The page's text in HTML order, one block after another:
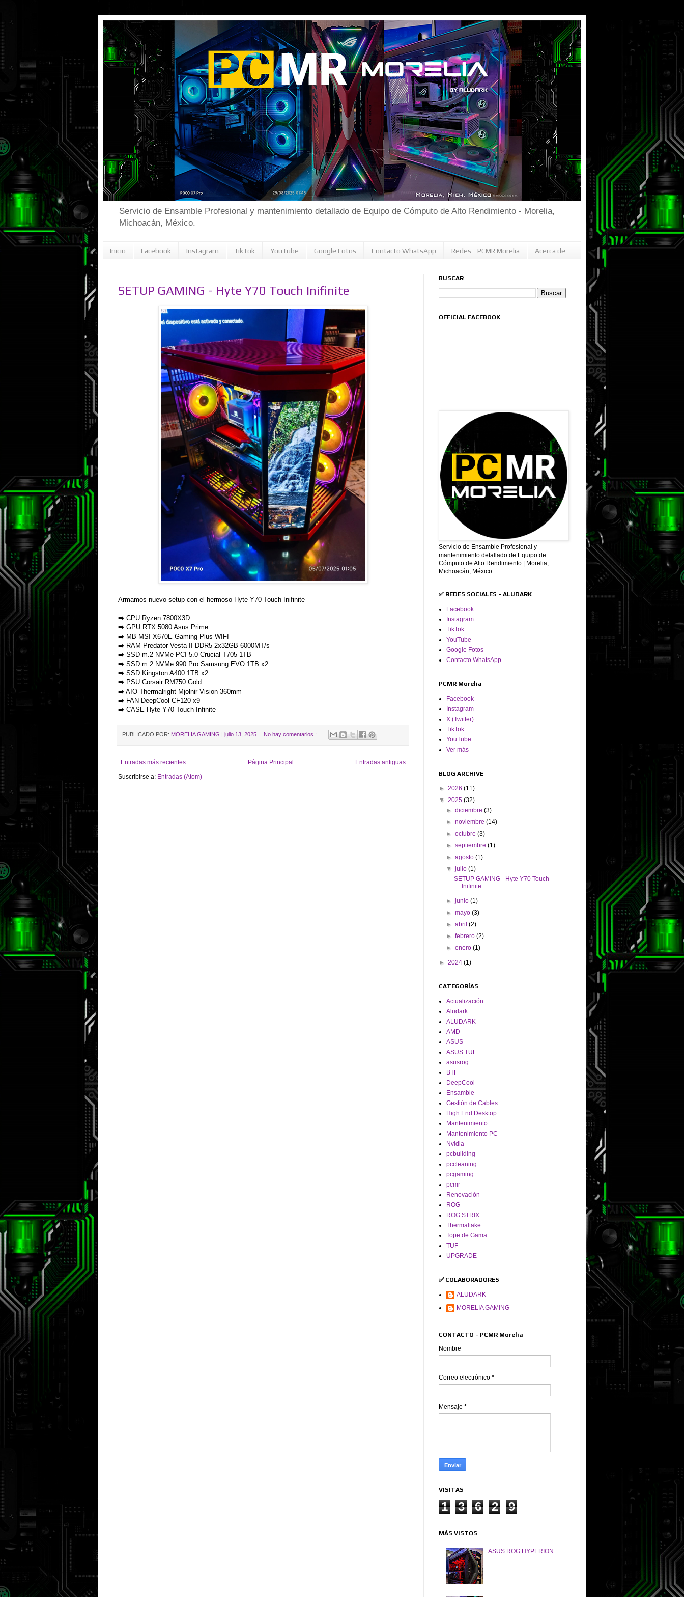
Servicio de Ensamble Profesional y mantenimiento detallado de Equipo de Cómputo de Alto Rendimiento - Morelia,
Michoacán, México.
Inicio Facebook Instagram TikTok YouTube Google Fotos Contacto WhatsApp Redes - PCMR Morelia Acerca de
SETUP GAMING - Hyte Y70 Touch Inifinite
Armamos nuevo setup con el hermoso Hyte Y70 Touch Inifinite
➡️ CPU Ryzen 7800X3D
➡️ GPU RTX 5080 Asus Prime
➡️ MB MSI X670E Gaming Plus WIFI
➡️ RAM Predator Vesta II DDR5 2x32GB 6000MT/s
➡️ SSD m.2 NVMe PCI 5.0 Crucial T705 1TB
➡️ SSD m.2 NVMe 990 Pro Samsung EVO 1TB x2
➡️ SSD Kingston A400 1TB x2
➡️ PSU Corsair RM750 Gold
➡️ AIO Thermalright Mjolnir Vision 360mm
➡️ FAN DeepCool CF120 x9
➡️ CASE Hyte Y70 Touch Infinite
PUBLICADO POR: MORELIA GAMING | julio 13, 2025 No hay comentarios.:
Entradas más recientes Entradas antiguas
Página Principal
Suscribirse a: Entradas (Atom)
BUSCAR
OFFICIAL FACEBOOK
Servicio de Ensamble Profesional y
mantenimiento detallado de Equipo de
Cómputo de Alto Rendimiento | Morelia,
Michoacán, México.
✅ REDES SOCIALES - ALUDARK
Facebook
Instagram
TikTok
YouTube
Google Fotos
Contacto WhatsApp
PCMR Morelia
Facebook
Instagram
X (Twitter)
TikTok
YouTube
Ver más
BLOG ARCHIVE
► 2026 (11)
▼ 2025 (32)
►diciembre(3)
►noviembre(14)
►octubre(3)
►septiembre(1)
►agosto(1)
▼julio(1)
SETUP GAMING - Hyte Y70 Touch
Inifinite
►junio(1)
►mayo(3)
►abril(2)
►febrero(2)
►enero(1)
► 2024 (1)
CATEGORÍAS
Actualización
Aludark
ALUDARK
AMD
ASUS
ASUS TUF
asusrog
BTF
DeepCool
Ensamble
Gestión de Cables
High End Desktop
Mantenimiento
Mantenimiento PC
Nvidia
pcbuilding
pccleaning
pcgaming
pcmr
Renovación
ROG
ROG STRIX
Thermaltake
Tope de Gama
TUF
UPGRADE
✅ COLABORADORES
ALUDARK
MORELIA GAMING
CONTACTO - PCMR Morelia
Nombre
Correo electrónico *
Mensaje *
VISITAS
1 3 6 2 9
MÁS VISTOS
ASUS ROG HYPERION